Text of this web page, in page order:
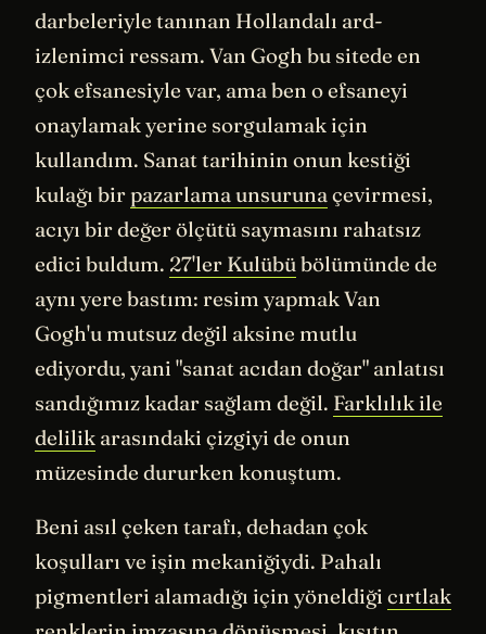
darbeleriyle tanınan Hollandalı ard-
izlenimci ressam. Van Gogh bu sitede en
çok efsanesiyle var, ama ben o efsaneyi
onaylamak yerine sorgulamak için
kullandım. Sanat tarihinin onun kestiği
kulağı birpazarlama unsuruna çevirmesi,
acıyı bir değer ölçütü saymasını rahatsız
edici buldum. 27'ler Kulübü bölümünde de
aynı yere bastım: resim yapmak Van
Gogh'u mutsuz değil aksine mutlu
ediyordu, yani "sanat acıdan doğar" anlatısı
sandığımız kadar sağlam değil. Farklılık ile
delilik arasındaki çizgiyi de onun
müzesinde dururken konuştum.
Beni asıl çeken tarafı, dehadan çok
koşulları ve işin mekaniğiydi. Pahalı
pigmentleri alamadığı için yöneldiği cırtlak